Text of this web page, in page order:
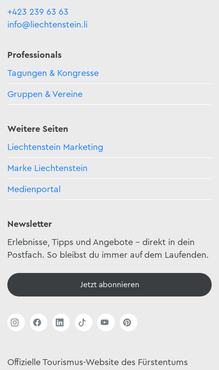
+423 239 63 63
info@liechtenstein.li
Professionals
Tagungen & Kongresse
Gruppen & Vereine
Weitere Seiten
Liechtenstein Marketing
Marke Liechtenstein
Medienportal
Newsletter
Erlebnisse, Tipps und Angebote – direkt in dein
Postfach. So bleibst du immer auf dem Laufenden.
Jetzt abonnieren
Offizielle Tourismus-Website des Fürstentums